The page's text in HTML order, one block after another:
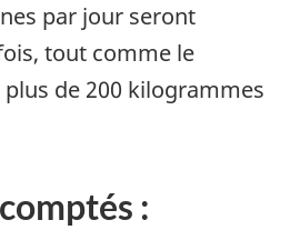
par jour seront
tout comme le
plus de 200 kilogrammes
: